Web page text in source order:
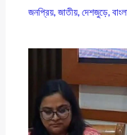
জনপ্রিয়,জাতীয়,দেশজুড়ে,